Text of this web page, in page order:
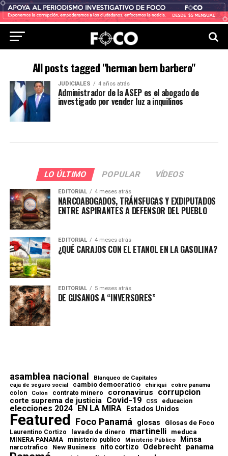
All posts tagged "herman bern barbero"
JUDICIALES 4 años atrás
Administrador de la ASEP es el abogado de
investigado por vender luz a inquilinos
LO ÚLTIMO POPULAR VÍDEOS
EDITORIAL 4 meses atrás
NARCOABOGADOS, TRÁNSFUGAS Y EXDIPUTADOS
ENTRE ASPIRANTES A DEFENSOR DEL PUEBLO
EDITORIAL 4 meses atrás
¿QUÉ CARAJOS CON EL ETANOL EN LA GASOLINA?
EDITORIAL 5 meses atrás
DE GUSANOS A “INVERSORES”
asamblea nacional Blanqueo de Capitales
caja de seguro social cambio democratico chiriqui cobre panama
colon Colón contrato minero coronavirus corrupcion
corte suprema de justicia Covid-19 CSS educacion
elecciones 2024 EN LA MIRA Estados Unidos
Featured Foco Panamá glosas Glosas de Foco
Laurentino Cortizo lavado de dinero martinelli meduca
MINERA PANAMA ministerio publico Ministerio Público Minsa
narcotrafico New Business nito cortizo Odebrecht panama